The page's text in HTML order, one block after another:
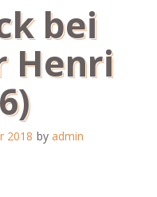
bei
Henri
2018 by admin